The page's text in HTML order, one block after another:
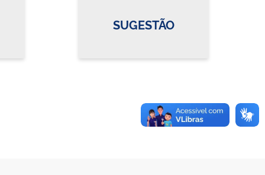
SUGESTÃO